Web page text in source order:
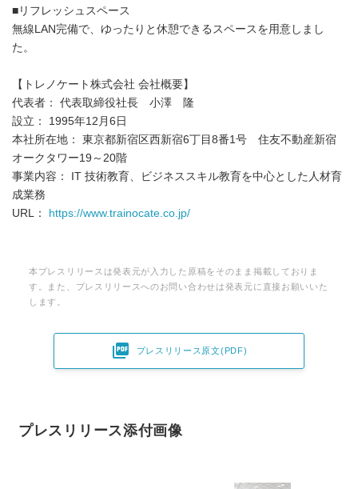
■リフレッシュスペース
無線LAN完備で、ゆったりと休憩できるスペースを用意しまし
た。
【トレノケート株式会社 会社概要】
代表者： 代表取締役社長 小澤 隆
設立： 1995年12月6日
本社所在地： 東京都新宿区西新宿6丁目8番1号 住友不動産新宿
オークタワー19～20階
事業内容： IT 技術教育、ビジネススキル教育を中心とした人材育
成業務
URL：
https://www.trainocate.co.jp/
本プレスリリースは発表元が入力した原稿をそのまま掲載しておりま
す。また、プレスリリースへのお問い合わせは発表元に直接お願いいた
します。
 プレスリリース原文(PDF)
プレスリリース添付画像